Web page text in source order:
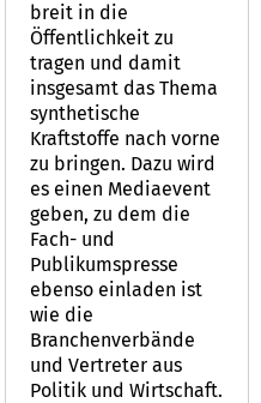
breit in die
Öffentlichkeit zu
tragen und damit
insgesamt das Thema
synthetische
Kraftstoffe nach vorne
zu bringen. Dazu wird
es einen Mediaevent
geben, zu dem die
Fach- und
Publikumspresse
ebenso einladen ist
wie die
Branchenverbände
und Vertreter aus
Politik und Wirtschaft.